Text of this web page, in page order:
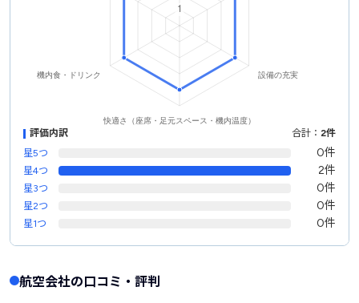
評価内訳 合計： 2件
星5つ
0件
星4つ 2件
星3つ 0件
星2つ 0件
星1つ 0件
航空会社の口コミ・評判